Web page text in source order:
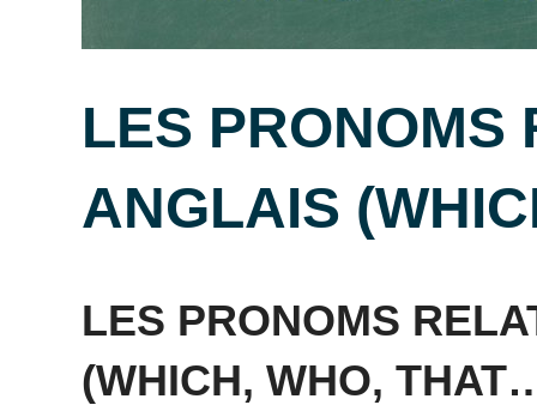
LES PRONOMS
ANGLAIS
on
16
septembre
Mat
Grammaire
anglaise
LES PRONOMS
(WHICH, WHO,